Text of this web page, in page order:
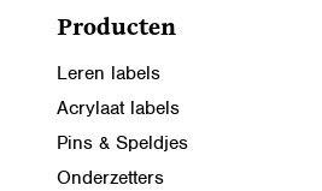
Producten
Leren labels
Acrylaat labels
Pins & Speldjes
Onderzetters